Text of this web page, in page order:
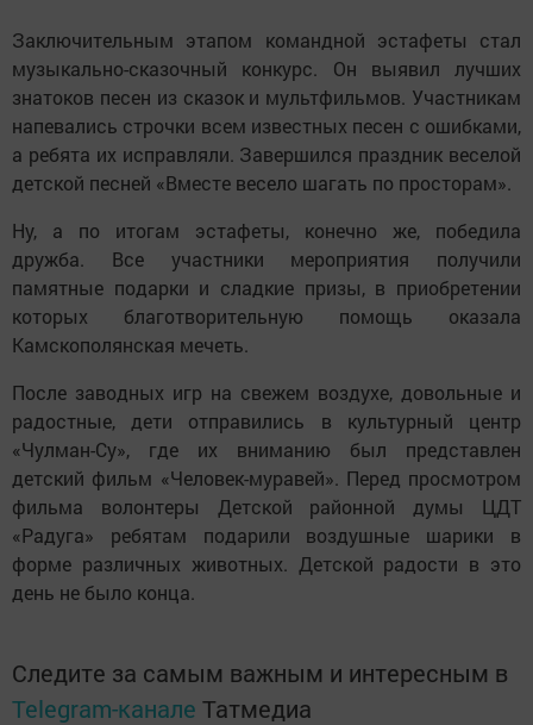
Заключительным этапом командной эстафеты стал
музыкально-сказочный конкурс. Он выявил лучших
знатоков песен из сказок и мультфильмов. Участникам
напевались строчки всем известных песен с ошибками,
а ребята их исправляли. Завершился праздник веселой
детской песней «Вместе весело шагать по просторам».
Ну, а по итогам эстафеты, конечно же, победила
дружба. Все участники мероприятия получили
памятные подарки и сладкие призы, в приобретении
которых благотворительную помощь оказала
Камскополянская мечеть.
После заводных игр на свежем воздухе, довольные и
радостные, дети отправились в культурный центр
«Чулман-Су», где их вниманию был представлен
детский фильм «Человек-муравей». Перед просмотром
фильма волонтеры Детской районной думы ЦДТ
«Радуга» ребятам подарили воздушные шарики в
форме различных животных. Детской радости в это
день не было конца.
Следите за самым важным и интересным в
Telegram-канале Татмедиа